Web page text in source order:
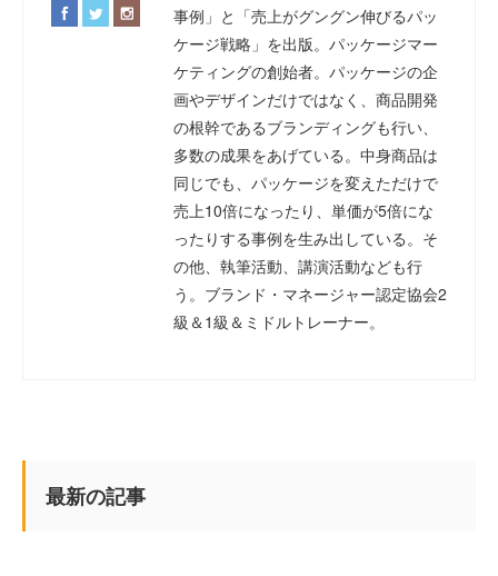
事例」と「売上がグングン伸びるパッ
ケージ戦略」を出版。パッケージマー
ケティングの創始者。パッケージの企
画やデザインだけではなく、商品開発
の根幹であるブランディングも行い、
多数の成果をあげている。中身商品は
同じでも、パッケージを変えただけで
売上10倍になったり、単価が5倍にな
ったりする事例を生み出している。そ
の他、執筆活動、講演活動なども行
う。ブランド・マネージャー認定協会2
級＆1級＆ミドルトレーナー。
最新の記事